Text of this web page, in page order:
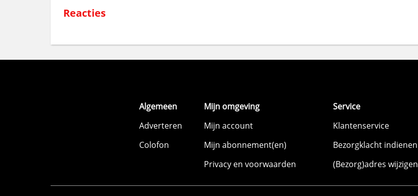
Reacties
Algemeen
Adverteren
Colofon
Mijn omgeving
Mijn account
Mijn abonnement(en)
Privacy en voorwaarden
Service
Klantenservice
Bezorgklacht indienen
(Bezorg)adres wijzigen